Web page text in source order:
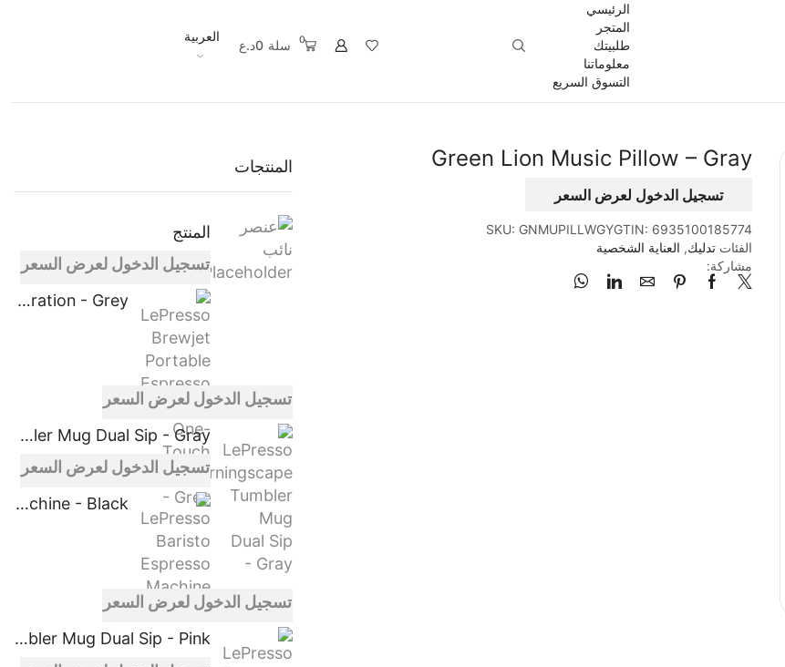
الرئيسي
المتجر
طلبيتك
معلوماتنا
التسوق السريع
0 سلة 0د.ع
العربية
Green Lion Music Pillow – Gray
تسجيل الدخول لعرض السعر
SKU: GNMUPILLWGYGTIN: 6935100185774
الفئات تدليك, العناية الشخصية
مشاركة:
المنتجات
المنتج
تسجيل الدخول لعرض السعر
LePresso Brewjet Portable Espresso Maker One-Touch Operation - Grey
تسجيل الدخول لعرض السعر
LePresso Morningscape Tumbler Mug Dual Sip - Gray
تسجيل الدخول لعرض السعر
LePresso Baristo Espresso Machine - Black
تسجيل الدخول لعرض السعر
LePresso Morningscape Tumbler Mug Dual Sip - Pink